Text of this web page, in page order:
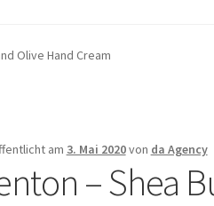
Olive Hand Cream
am 3. Mai 2020von da Agency
– Shea